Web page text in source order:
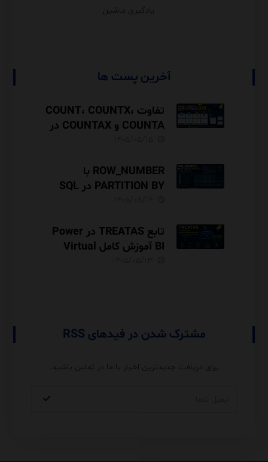
یادگیری ماشین
آخرین پست ها
تفاوت COUNT، COUNTX،
COUNTA و COUNTAX در
ROW_NUMBER با
PARTITION BY در SQL
تابع TREATAS در Power
BI آموزش کامل Virtual
مشترک شدن در فیدهای RSS
برای دریافت جدیدترین اخبار با ما در تماس باشید.